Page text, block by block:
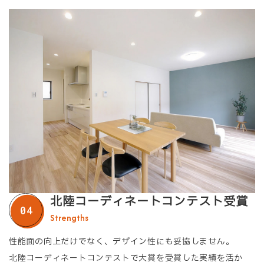
北陸コーディネートコンテスト受賞
Strengths
性能面の向上だけでなく、デザイン性にも妥協しません。
北陸コーディネートコンテストで大賞を受賞した実績を活か